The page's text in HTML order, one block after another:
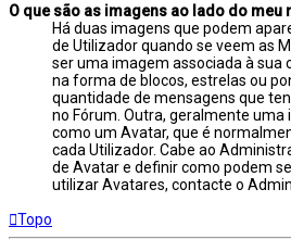
O que são as imagens ao lado do
Há duas imagens que podem
de Utilizador quando se veem as
ser uma imagem associada à sua
na forma de blocos, estrelas ou
quantidade de mensagens que
no Fórum. Outra, geralmente uma
como um Avatar, que é
cada Utilizador. Cabe ao
de Avatar e definir como podem
utilizar Avatares, contacte o
Topo